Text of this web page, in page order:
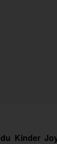
Kinder